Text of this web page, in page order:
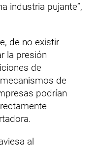
industria pujante”,
de no existir
la presión
de
de
podrían
al